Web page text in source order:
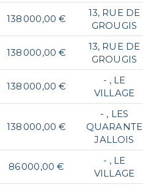
138 000,00 €
13, RUE DE
GROUGIS
138 000,00 €
13, RUE DE
GROUGIS
138 000,00 €
- , LE
VILLAGE
138 000,00 €
- , LES
QUARANTE
JALLOIS
86 000,00 €
- , LE
VILLAGE